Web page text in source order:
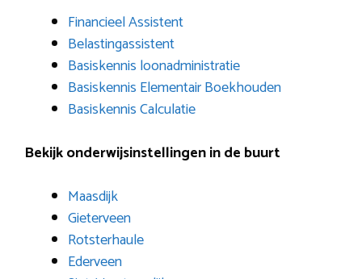
Financieel Assistent
Belastingassistent
Basiskennis loonadministratie
Basiskennis Elementair Boekhouden
Basiskennis Calculatie
Bekijk onderwijsinstellingen in de buurt
Maasdijk
Gieterveen
Rotsterhaule
Ederveen